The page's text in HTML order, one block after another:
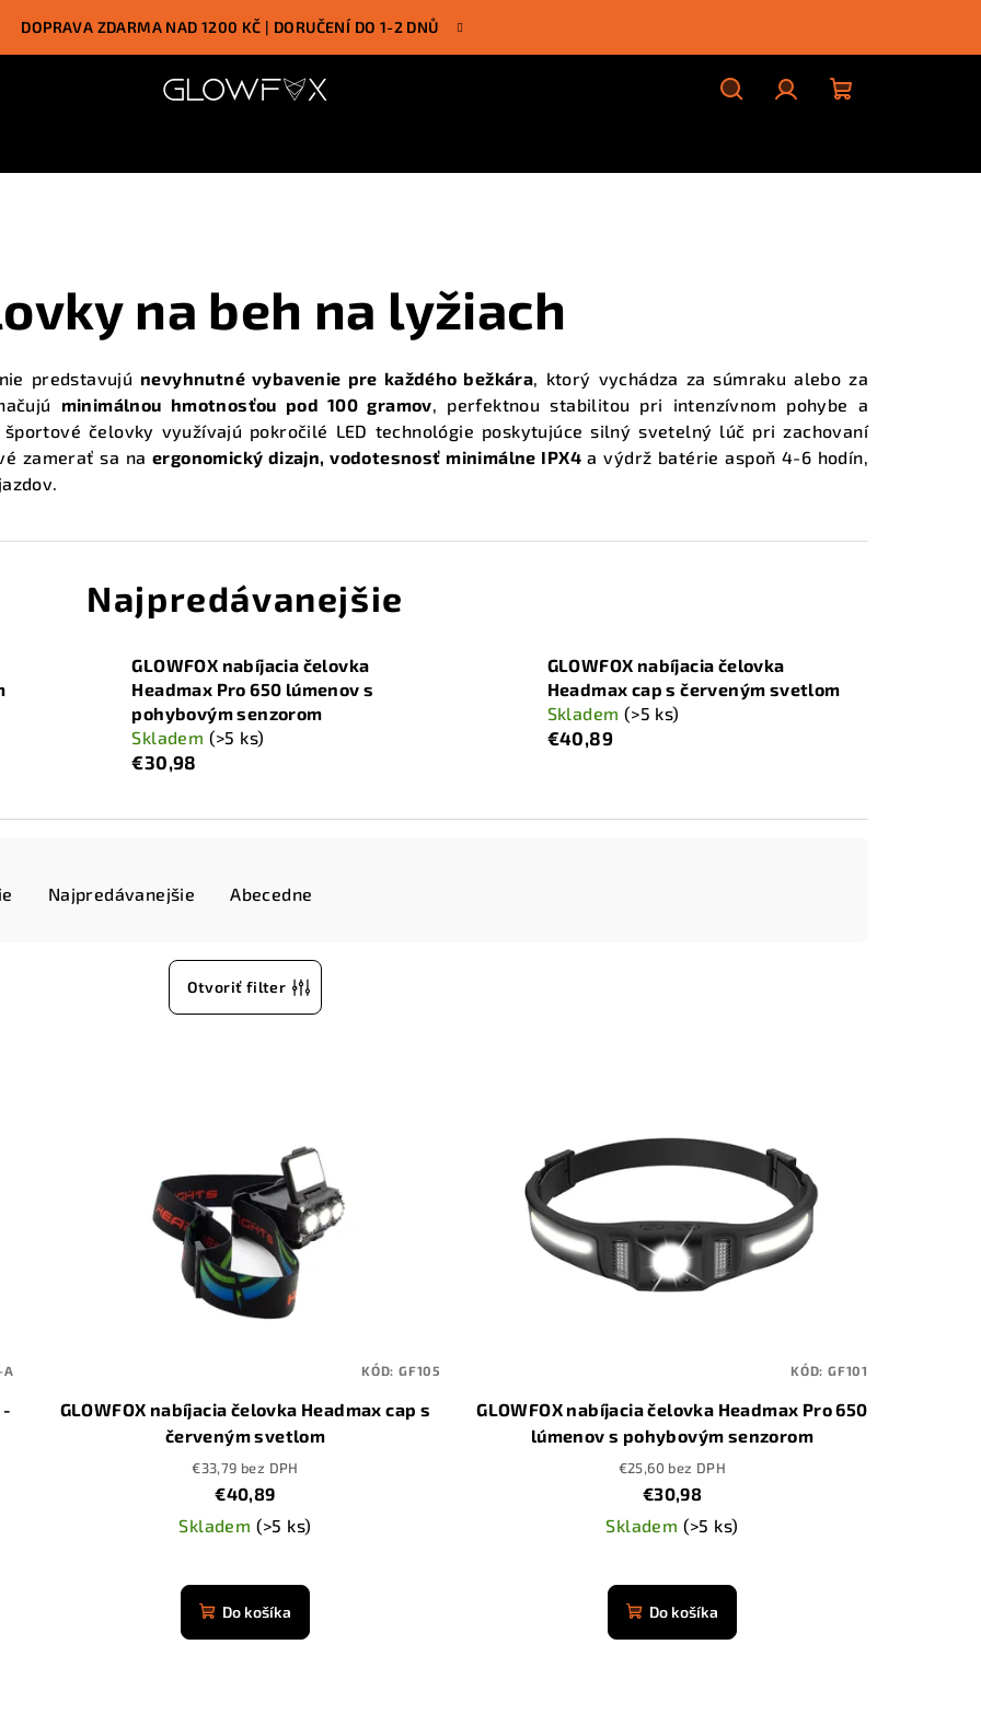
DOPRAVA ZDARMA NAD 1200 KČ | DORUČENÍ DO 1-2 DNŮ
na beh na lyžiach
predstavujú nevyhnutné vybavenie pre každého bežkára, ktorý vychádza za súmraku alebo za
minimálnou hmotnosťou pod 100 gramov, perfektnou stabilitou pri intenzívnom pohybe a
čelovky využívajú pokročilé LED technológie poskytujúce silný svetelný lúč pri zachovaní
zamerať sa na ergonomický dizajn, vodotesnosť minimálne IPX4a výdrž batérie aspoň 4-6 hodín,
Najpredávanejšie
GLOWFOX nabíjacia čelovka
Headmax Pro 650 lúmenov s
pohybovým senzorom
Skladem (>5 ks)
€30,98
GLOWFOX nabíjacia čelovka
Headmax cap s červeným svetlom
Skladem (>5 ks)
€40,89
Najpredávanejšie Abecedne
Otvoriť filter
-
A
GLOWFOX nabíjacia čelovka Headmax cap s
červeným svetlom
€33,79 bez DPH
€40,89
Skladem (>5 ks)
Do košíka
KÓD: GF105
GLOWFOX nabíjacia čelovka Headmax Pro 650
lúmenov s pohybovým senzorom
€25,60 bez DPH
€30,98
Skladem (>5 ks)
hodnotenie
produktu
je
Do košíka
KÓD: GF101